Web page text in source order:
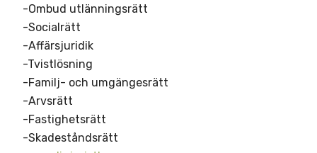
-Ombud utlänningsrätt
-Socialrätt
-Affärsjuridik
-Tvistlösning
-Familj- och umgängesrätt
-Arvsrätt
-Fastighetsrätt
-Skadeståndsrätt